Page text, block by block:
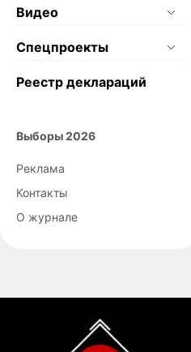
Видео
Спецпроекты
Реестр деклараций
Выборы 2026
Реклама
Контакты
О журнале